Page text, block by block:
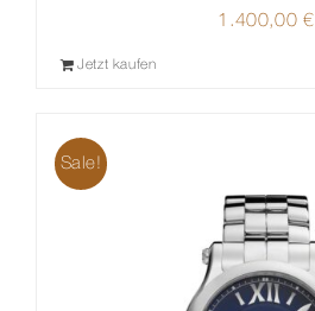
1.400,00€
Jetzt kaufen
Sale!